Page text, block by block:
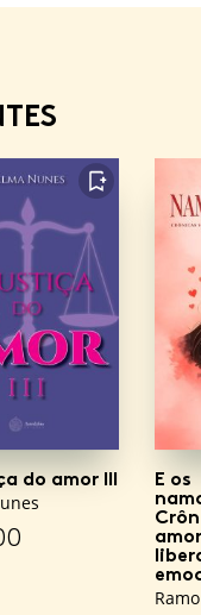
FAVORITO
do amor III
E os